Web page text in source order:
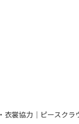
衣裳協力｜ピースクラ